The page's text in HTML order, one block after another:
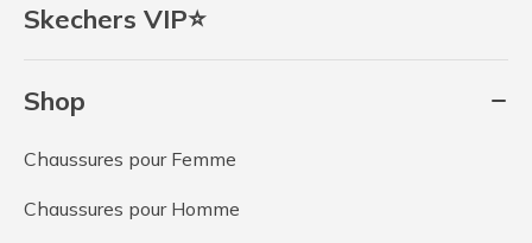
Skechers VIP⭐
Shop
Chaussures pour Femme
Chaussures pour Homme